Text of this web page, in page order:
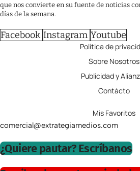
que nos convierte en su fuente de noticias
días de la semana.
Facebook Instagram Youtube
Política de
Sobre Nosotros
Publicidad y
Contácto
Mis Favoritos
comercial@extrategiamedios.com
¿Quiere pautar? Escríbanos